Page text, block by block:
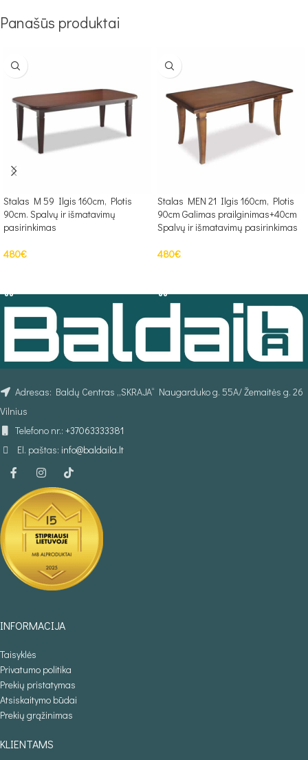
Panašūs produktai
Stalas M 59 Ilgis 160cm, Plotis
90cm. Spalvų ir išmatavimų
pasirinkimas
480€
Stalas MEN 21 Ilgis 160cm, Plotis
90cm Galimas prailginimas+40cm
Spalvų ir išmatavimų pasirinkimas
480€
Adresas: Baldų Centras „SKRAJA“ Naugarduko g. 55A/ Žemaitės g. 26
Vilnius
Telefono nr.: +37063333381
El. paštas: info@baldaila.lt
INFORMACIJA
Taisyklės
Privatumo politika
Prekių pristatymas
Atsiskaitymo būdai
Prekių grąžinimas
KLIENTAMS